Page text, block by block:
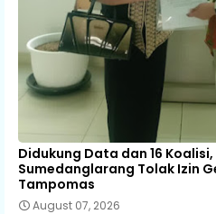
Didukung Data dan 16
Sumedanglarang Tolak Izin
Tampomas
August 07, 2026